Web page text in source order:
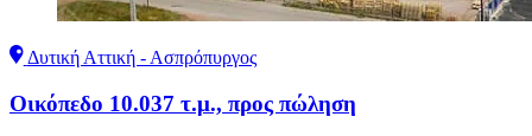
Δυτική Αττική - Ασπρόπυργος
Οικόπεδο 10.037 τ.μ., προς πώληση